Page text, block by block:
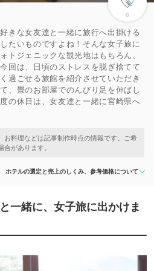
0
きな女友達と一緒に旅行へ出掛ける
たいものですよね！そんな女子旅に
トジェニックな観光地はもちろん、
回は、日頃のストレスを脱ぎ捨てて
過ごせる旅館を紹介させていただき
、畳のお部屋でのんびり足を伸ばし
の休日は、女友達と一緒に宮崎県へ
ホテルの選定と売上のしくみ、参考価格について
一緒に、女子旅に出かけま